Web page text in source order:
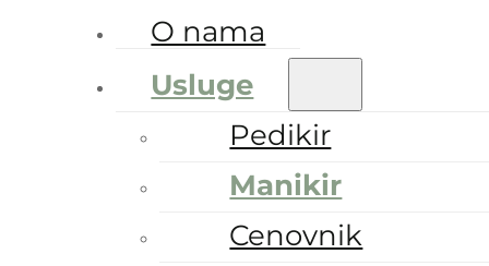
O nama
Usluge
Pedikir
Manikir
Cenovnik